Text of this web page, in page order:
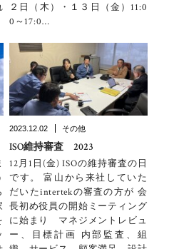
２日（木）・１３日（金）11:0
0～17:0…
2023.12.02 その他
ISO維持審査 2023
12月1日(金) ISOの維持審査の日
です。 富山から来社していた
だいたintertekの審査の方が 会
長初め役員の開始ミーティング
に始まり マネジメントレビュ
ー、目標計画 内部監査、組